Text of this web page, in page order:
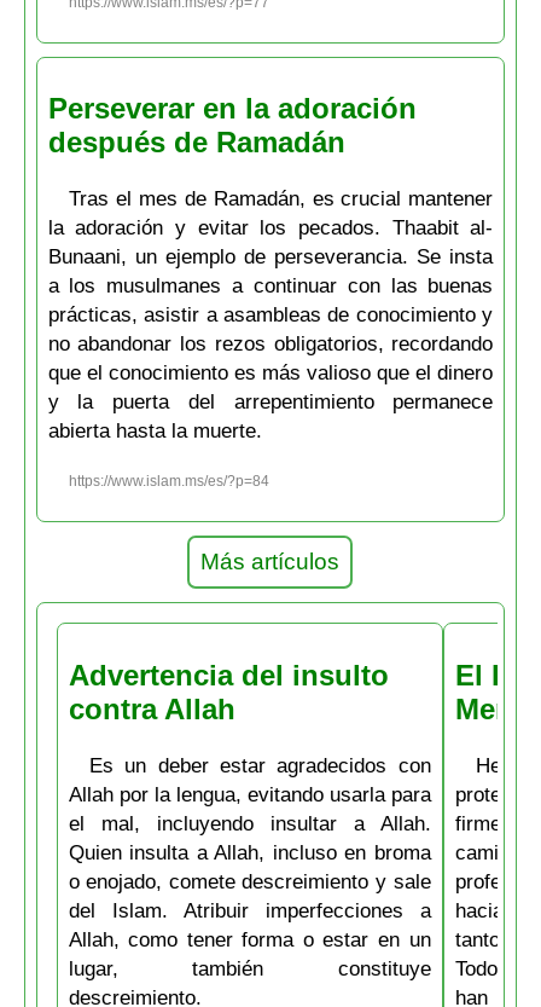
Perseverar en la adoración
después de Ramadán
Tras el mes de Ramadán, es crucial mantener
la adoración y evitar los pecados. Thaabit al-
Bunaani, un ejemplo de perseverancia. Se insta
a los musulmanes a continuar con las buenas
prácticas, asistir a asambleas de conocimiento y
no abandonar los rezos obligatorios, recordando
que el conocimiento es más valioso que el dinero
y la puerta del arrepentimiento permanece
abierta hasta la muerte.
https://www.islam.ms/es/?p=84
Más artículos
Advertencia del insulto
contra Allah
Es un deber estar agradecidos con
Allah por la lengua, evitando usarla para
el mal, incluyendo insultar a Allah.
Quien insulta a Allah, incluso en broma
o enojado, comete descreimiento y sale
del Islam. Atribuir imperfecciones a
Allah, como tener forma o estar en un
lugar, también constituye
descreimiento.
El
firme en
camino
hacia lo
tanto
Todos
han